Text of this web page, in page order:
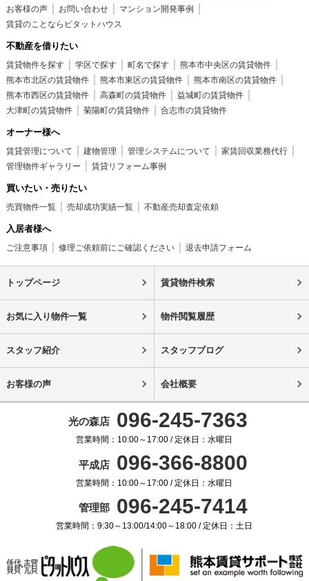
お客様の声
お問い合わせ
マンション開発事例
賃貸のことならピタットハウス
不動産を借りたい
賃貸物件を探す 学区で探す 町名で探す
熊本市中央区の賃貸物件
熊本市北区の賃貸物件
熊本市東区の賃貸物件
熊本市南区の賃貸物件
熊本市西区の賃貸物件
高森町の賃貸物件
益城町の賃貸物件
大津町の賃貸物件
菊陽町の賃貸物件 合志市の賃貸物件
オーナー様へ
賃貸管理について 建物管理 管理システムについて
家賃回収業務代行
管理物件ギャラリー
賃貸リフォーム事例
買いたい・売りたい
売買物件一覧 売却成功実績一覧 不動産売却査定依頼
入居者様へ
ご注意事項 修理ご依頼前にご確認ください 退去申請フォーム
トップページ 賃貸物件検索
お気に入り物件一覧 物件閲覧履歴
スタッフ紹介 スタッフブログ
お客様の声 会社概要
光の森店 096-245-7363
営業時間：10:00～17:00 / 定休日：水曜日
平成店 096-366-8800
営業時間：10:00～17:00 / 定休日：水曜日
管理部 096-245-7414
営業時間：9:30～13:00/14:00～18:00 / 定休日：土日